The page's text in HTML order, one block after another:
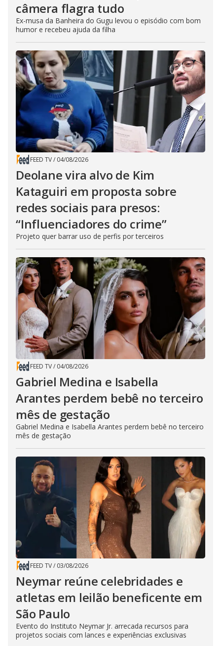
câmera flagra tudo
Ex-musa da Banheira do Gugu levou o episódio com bom
humor e recebeu ajuda da filha
FEED TV/ 04/08/2026
Deolane vira alvo de Kim
Kataguiri em proposta sobre
redes sociais para presos:
“Influenciadores do crime”
Projeto quer barrar uso de perfis por terceiros
FEED TV/ 04/08/2026
Gabriel Medina e Isabella
Arantes perdem bebê no terceiro
mês de gestação
Gabriel Medina e Isabella Arantes perdem bebê no terceiro
mês de gestação
FEED TV/ 03/08/2026
Neymar reúne celebridades e
atletas em leilão beneficente em
São Paulo
Evento do Instituto Neymar Jr. arrecada recursos para
projetos sociais com lances e experiências exclusivas